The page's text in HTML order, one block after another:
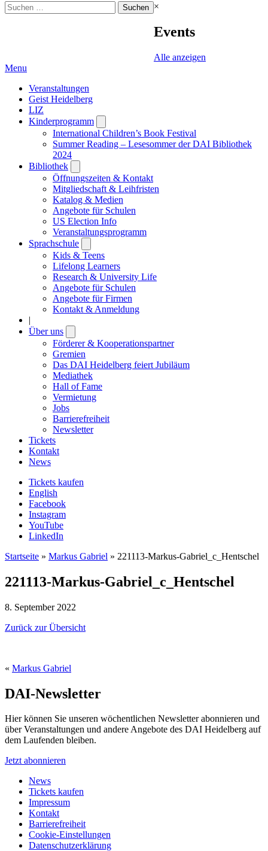
Suchen
nach:
×
Events
Alle anzeigen
Menu
Veranstaltungen
Geist Heidelberg
LIZ
Kinderprogramm
submenu
International Children’s Book Festival
Summer Reading – Lesesommer der DAI Bibliothek
2024
Bibliothek
submenu
Öffnungszeiten & Kontakt
Mitgliedschaft & Leihfristen
Katalog & Medien
Angebote für Schulen
US Election Info
Veranstaltungsprogramm
Sprachschule
submenu
Kids & Teens
Lifelong Learners
Research & University Life
Angebote für Schulen
Angebote für Firmen
Kontakt & Anmeldung
|
Über uns
submenu
Förderer & Kooperationspartner
Gremien
Das DAI Heidelberg feiert Jubiläum
Mediathek
Hall of Fame
Vermietung
Jobs
Barrierefreiheit
Newsletter
Tickets
Kontakt
News
Tickets kaufen
English
Facebook
Instagram
YouTube
LinkedIn
Startseite » Markus Gabriel » 221113-Markus-Gabriel_c_Hentschel
221113-Markus-Gabriel_c_Hentschel
8. September 2022
Zurück zur Übersicht
« Markus Gabriel
DAI-Newsletter
Hier können Sie unseren wöchentlichen Newsletter abonnieren und
über Veranstaltungen und andere Angebote des DAI Heidelberg auf
dem Laufenden bleiben.
Jetzt abonnieren
News
Tickets kaufen
Impressum
Kontakt
Barrierefreiheit
Cookie-Einstellungen
Datenschutzerklärung